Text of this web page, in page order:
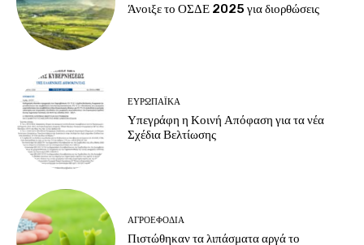
Άνοιξε το ΟΣΔΕ 2025 για διορθώσεις
ΕΥΡΩΠΑΪΚΆ
Υπεγράφη η Κοινή Απόφαση για τα νέα
Σχέδια Βελτίωσης
ΑΓΡΟΕΦΌΔΙΑ
Πιστώθηκαν τα λιπάσματα αργά το